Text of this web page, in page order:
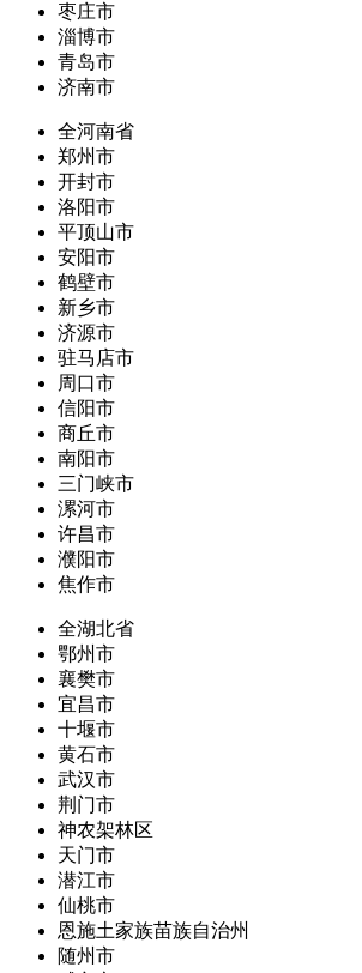
枣庄市
淄博市
青岛市
济南市
全河南省
郑州市
开封市
洛阳市
平顶山市
安阳市
鹤壁市
新乡市
济源市
驻马店市
周口市
信阳市
商丘市
南阳市
三门峡市
漯河市
许昌市
濮阳市
焦作市
全湖北省
鄂州市
襄樊市
宜昌市
十堰市
黄石市
武汉市
荆门市
神农架林区
天门市
潜江市
仙桃市
恩施土家族苗族自治州
随州市